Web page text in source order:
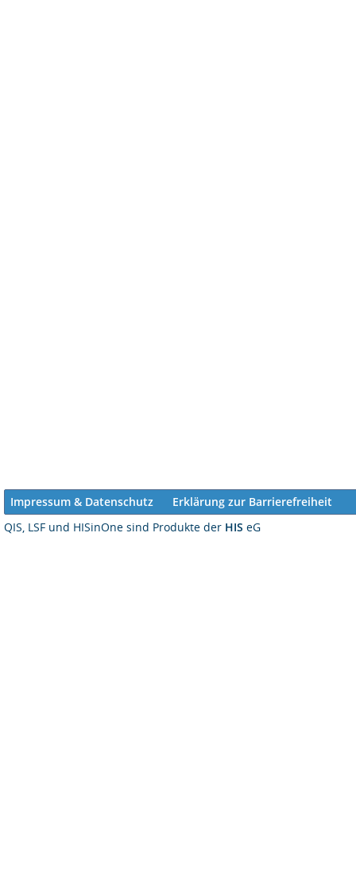
Impressum & Datenschutz
Erklärung zur Barrierefreiheit
QIS, LSF und HISinOne sind Produkte der HIS eG